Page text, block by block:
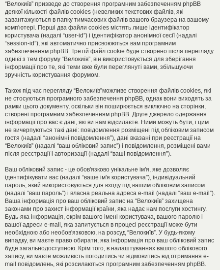
“Велокиїв” призведе до створення програмним забезпеченням phpBB
деякої кількості файлів cookies (невеликих текстових файлів, які
завантажуються в папку тимчасових файлів вашого браузера на вашому
комп'ютері. Перші два файли cookies містять лише ідентифікатор
користувача (надалі “user-id”) і ідентифікатор анонімної сесії (надалі
“session-id”), які автоматично присвоюються вам програмним
забезпеченням phpBB. Третій файл cookie буде створено після перегляду
однієї з тем форуму “Велокиїв”, він використовується для зберігання
інформації про те, які теми вже були переглянуті вами, збільшуючи
зручність користування форумом.
Також під час перегляду “Велокиїв”можливе створення файлів cookies, які
не стосуються програмного забезпечення phpBB, однак вони виходять за
рамки цього документу, оскільки він поширюється виключно на сторінки,
створені програмним забезпеченням phpBB. Друге джерело одержання
інформації про вас є дані, які ви нам відсилаєте. Ними можуть бути, і цим
не вичерпуються такі дані: повідомлення розміщені під обліковим записом
гостя (надалі “анонімні повідомлення”), дані вказані при реєстрації на
“Велокиїв” (надалі “ваш обліковий запис”) і повідомлення, розміщені вами
після реєстрації і авторизації (надалі “ваші повідомлення”).
Ваш обліковий запис - це обов'язково унікальне ім'я, яке дозволяє
ідентифікувати вас (надалі “ваше ім'я користувача”), індивідуальний
пароль, який використовується для входу під вашим обліковим записом
(надалі “ваш пароль”) і власна реальна адреса e-mail (надалі “ваш e-mail”).
Ваша інформація про ваш обліковий запис на “Велокиїв” захищена
законами про захист інформації країни, яка надає нам послуги хостингу.
Будь-яка інформація, окрім вашого імені користувача, вашого паролю і
вашої адреси e-mail, яка запитується в процесі реєстрації може бути
необхідною або необов'язковою, на розсуд “Велокиїв”. У будь-якому
випадку, ви маєте право обирати, яка інформація про ваш обліковий запис
буде загальнодоступною. Крім того, в налаштуваннях вашого облікового
запису, ви маєте можливість погодитись чи відмовитись від отримання e-
mail повідомлень, які розсилаються програмним забезпеченням phpBB.